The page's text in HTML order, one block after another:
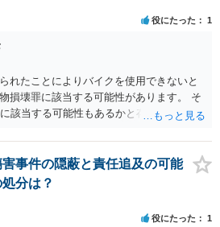
役にたった 1
れたことによりバイクを使用できないと
損壊罪に該当する可能性があります。 そ
該当する可能性もあるかと存じます。 確
ご相談者の方にも責任が生じてしまう 可
にご対応いただくようご留意いただけれ
までに。
事件の隠蔽と責任追及の可能
分は？
役にたった 1